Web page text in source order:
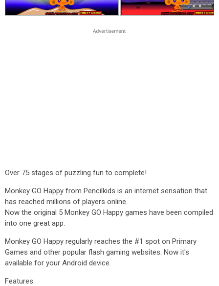
Over 75 stages of puzzling fun to complete!
Monkey GO Happy from Pencilkids is an internet sensation that
has reached millions of players online.
Now the original 5 Monkey GO Happy games have been compiled
into one great app.
Monkey GO Happy regularly reaches the #1 spot on Primary
Games and other popular flash gaming websites. Now it's
available for your Android device.
Features: